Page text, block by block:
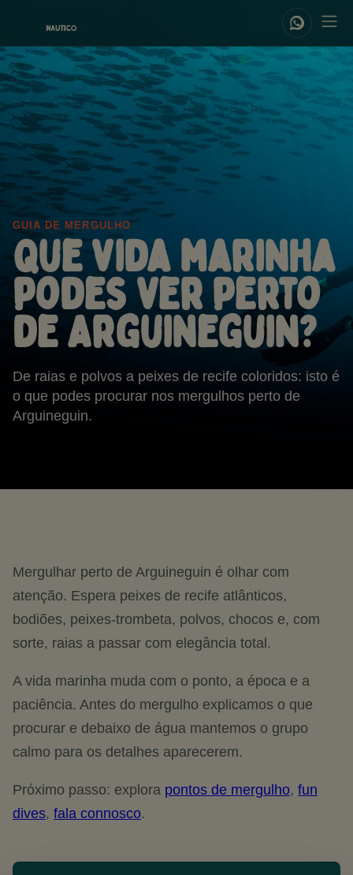
GUIA DE MERGULHO
Que vida marinha
podes ver perto
de Arguineguin?
De raias e polvos a peixes de recife coloridos: isto é
o que podes procurar nos mergulhos perto de
Arguineguin.
Mergulhar perto de Arguineguin é olhar com
atenção. Espera peixes de recife atlânticos,
bodiões, peixes-trombeta, polvos, chocos e, com
sorte, raias a passar com elegância total.
A vida marinha muda com o ponto, a época e a
paciência. Antes do mergulho explicamos o que
procurar e debaixo de água mantemos o grupo
calmo para os detalhes aparecerem.
Próximo passo: explora pontos de mergulho, fun
dives, fala connosco.